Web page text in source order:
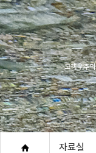
고객 위주
자료실